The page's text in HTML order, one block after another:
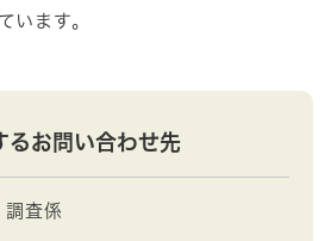
います。
るお問い合わせ先
調査係